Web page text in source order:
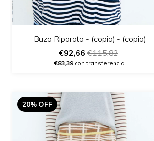
Buzo Riparato - (copia) - (copia)
€92,66€115,82
€83,39 con transferencia
20% OFF